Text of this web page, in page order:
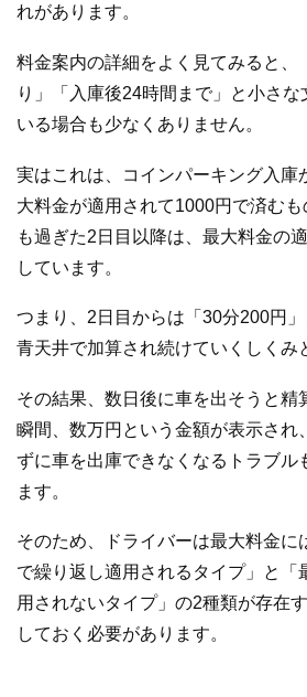
れがあります。
料金案内の詳細をよく見てみると、
り」「入庫後24時間まで」と小さ
いる場合も少なくありません。
実はこれは、コインパーキング入庫
大料金が適用されて1000円で済む
も過ぎた2日目以降は、最大料金の
しています。
つまり、2日目からは「30分200円
青天井で加算され続けていくしくみ
その結果、数日後に車を出そうと精
瞬間、数万円という金額が表示され
ずに車を出庫できなくなるトラブル
ます。
そのため、ドライバーは最大料金に
で繰り返し適用されるタイプ」と「
用されないタイプ」の2種類が存在
しておく必要があります。